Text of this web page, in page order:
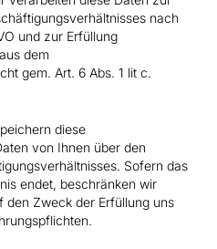
nach
und zur Erfüllung
dem
gem. Art. 6 Abs. 1 lit c.
diese
von Ihnen über den
Sofern das
endet, beschränken wir
den Zweck der Erfüllung uns